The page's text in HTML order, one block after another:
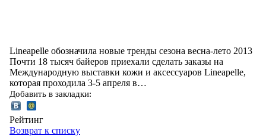
Lineapelle обозначила новые тренды сезона весна-лето 2013
Почти 18 тысяч байеров приехали сделать заказы на
Международную выставки кожи и аксессуаров Lineapelle,
которая проходила 3-5 апреля в…
Добавить в закладки:
Рейтинг
Возврат к списку